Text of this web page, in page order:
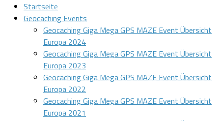
Startseite
Geocaching Events
Geocaching Giga Mega GPS MAZE Event Übersicht
Europa 2024
Geocaching Giga Mega GPS MAZE Event Übersicht
Europa 2023
Geocaching Giga Mega GPS MAZE Event Übersicht
Europa 2022
Geocaching Giga Mega GPS MAZE Event Übersicht
Europa 2021